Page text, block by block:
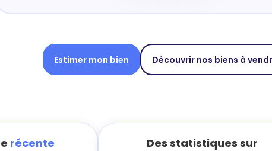
Estimer mon bien Découvrir nos biens à
récente
Des statistiques sur